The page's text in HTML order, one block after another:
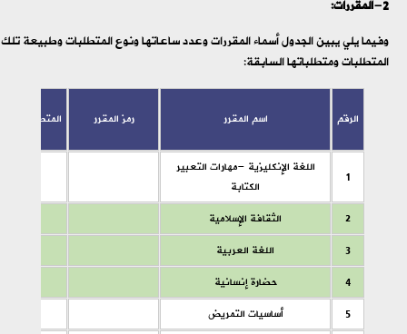
2-المقررات:
وفيما يلي يبين الجدول أسماء المقررات وعدد ساعاتها ونوع المتطلبات وطبيعة تلك
المتطلبات ومتطلباتها السابقة:
الرقم اسم المقرر رمز المقرر المتطلبات
1
اللغة الإنكليزية -مهارات التعبير
الكتابة
2
الثقافة الإسلامية
3
اللغة العربية
4
حضارة إنسانية
5
أساسيات التمريض